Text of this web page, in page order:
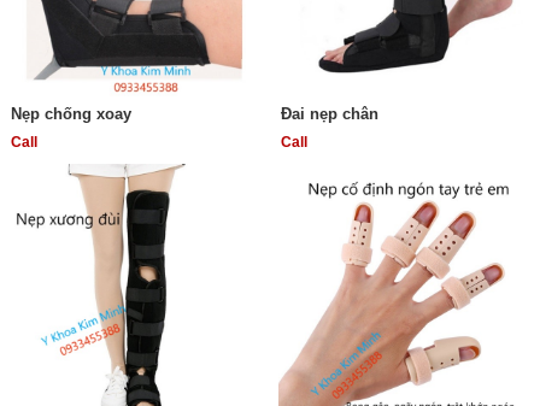
Nẹp chống xoay
Call
Đai nẹp chân
Call